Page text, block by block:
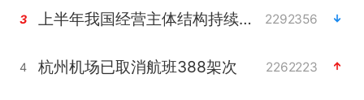
3 上半年我国经营主体结构持续优化 2292356
4 杭州机场已取消航班388架次 2262223